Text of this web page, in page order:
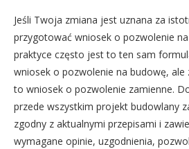
Jeśli Twoja zmiana jest uznana za
przygotować wniosek o pozwolenie
praktyce często jest to ten sam
wniosek o pozwolenie na budowę, ale
to wniosek o pozwolenie zamienne.
przede wszystkim projekt budowlany
zgodny z aktualnymi przepisami i
wymagane opinie, uzgodnienia,